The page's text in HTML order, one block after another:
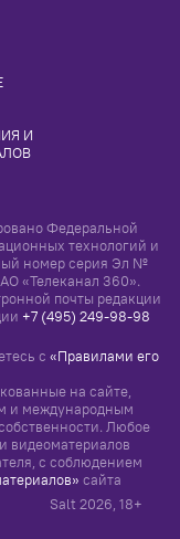
И
Федеральной
технологий и
номер серия Эл №
«Телеканал 360».
почты редакции
+7 (495) 249-98-98
с «Правилами его
на сайте,
и международным
Любое
видеоматериалов
с соблюдением
сайта
Salt 2026 , 18+